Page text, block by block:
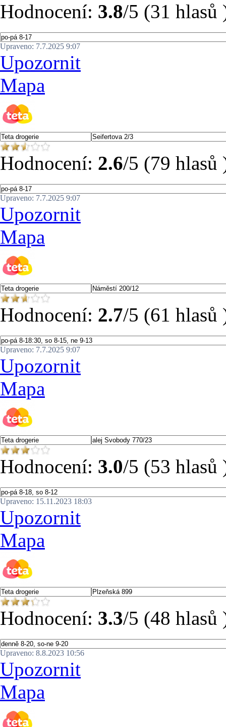
Hodnocení: 3.8/5 (31 hlasů
Upraveno: 7.7.2025 9:07
Upozornit
Mapa
Hodnocení: 2.6/5 (79 hlasů
Upraveno: 7.7.2025 9:07
Upozornit
Mapa
Hodnocení: 2.7/5 (61 hlasů
Upraveno: 7.7.2025 9:07
Upozornit
Mapa
Hodnocení: 3.0/5 (53 hlasů
Upraveno: 15.11.2023 18:03
Upozornit
Mapa
Hodnocení: 3.3/5 (48 hlasů
Upraveno: 8.8.2023 10:56
Upozornit
Mapa